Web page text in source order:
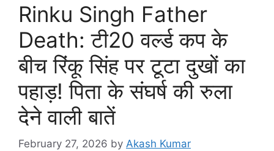
Rinku Singh Father
Death: टी20 वर्ल्ड कप के
बीच रिंकू सिंह पर टूटा दुखों का
पहाड़! पिता के संघर्ष की रुला
देने वाली बातें
February 27, 2026 by Akash Kumar